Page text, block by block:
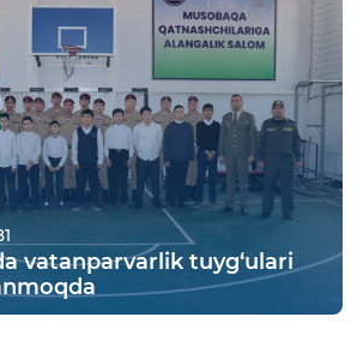
vatanparvarlik tuyg‘ulari